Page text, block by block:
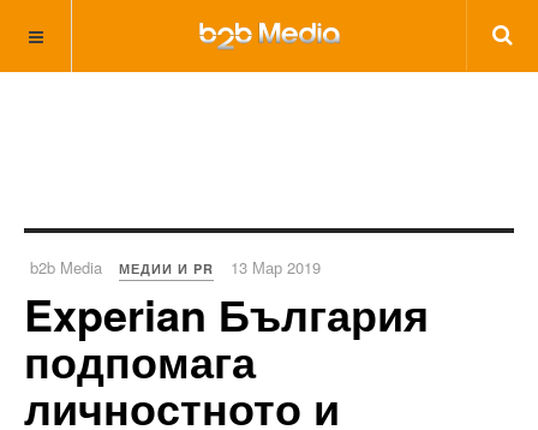
b2b Media МЕДИИ И PR 13 Мар 2019
Experian България
подпомага
личностното и